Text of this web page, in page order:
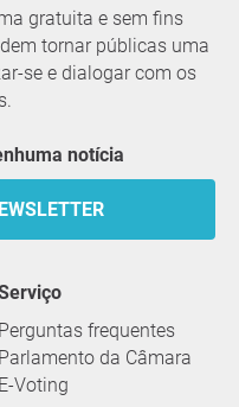
gratuita e sem fins
tornar públicas uma
se e dialogar com os
notícia
serviço
Perguntas frequentes
Parlamento da Câmara
E-Voting